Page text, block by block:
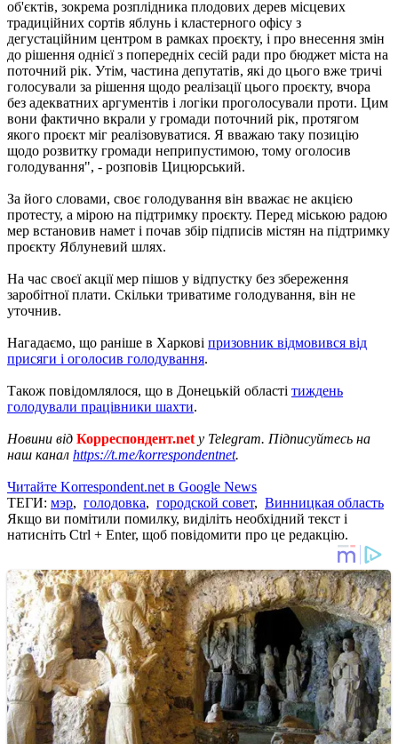
об'єктів, зокрема розплідника плодових дерев місцевих
традиційних сортів яблунь і кластерного офісу з
дегустаційним центром в рамках проєкту, і про внесення змін
до рішення однієї з попередніх сесій ради про бюджет міста на
поточний рік. Утім, частина депутатів, які до цього вже тричі
голосували за рішення щодо реалізації цього проєкту, вчора
без адекватних аргументів і логіки проголосували проти. Цим
вони фактично вкрали у громади поточний рік, протягом
якого проєкт міг реалізовуватися. Я вважаю таку позицію
щодо розвитку громади неприпустимою, тому оголосив
голодування", - розповів Цицюрський.
За його словами, своє голодування він вважає не акцією
протесту, а мірою на підтримку проєкту. Перед міською радою
мер встановив намет і почав збір підписів містян на підтримку
проєкту Яблуневий шлях.
На час своєї акції мер пішов у відпустку без збереження
заробітної плати. Скільки триватиме голодування, він не
уточнив.
Нагадаємо, що раніше в Харкові призовник відмовився від
присяги і оголосив голодування.
Також повідомлялося, що в Донецькій області тиждень
голодували працівники шахти.
Новини від Корреспондент.net у Telegram. Підписуйтесь на
наш канал https://t.me/korrespondentnet.
Читайте Korrespondent.net в Google News
ТЕГИ: мэр, голодовка, городской совет, Винницкая область
Якщо ви помітили помилку, виділіть необхідний текст і
натисніть Ctrl + Enter, щоб повідомити про це редакцію.